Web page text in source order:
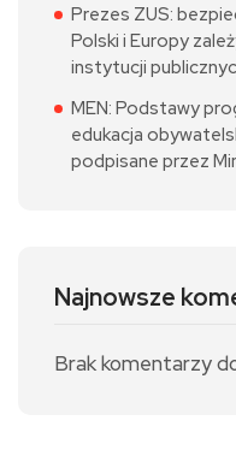
Prezes ZUS:
Polski i Europy
instytucji
MEN: Podstawy
edukacja
podpisane przez
Najnowsze
Brak komentarzy